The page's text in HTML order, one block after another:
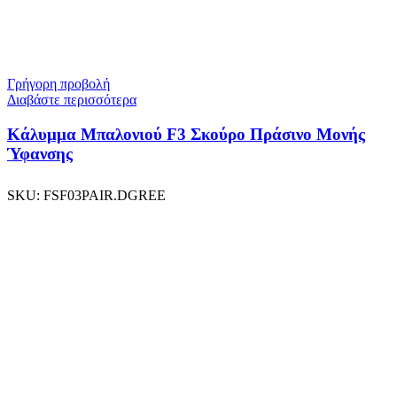
Γρήγορη προβολή
Διαβάστε περισσότερα
Κάλυμμα Μπαλονιού F3 Σκούρο Πράσινο Μονής
Ύφανσης
SKU: FSF03PAIR.DGREE